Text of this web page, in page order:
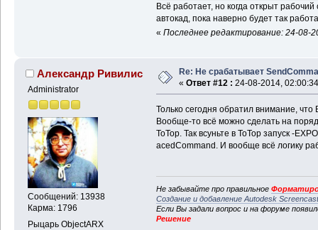
Всё работает, но когда открыт
автокад, пока наверно будет так
« Последнее редактирование: 24-08-
Александр Ривилис
Administrator
Сообщений: 13938
Карма: 1796
Рыцарь ObjectARX
Re: Не срабатывает
« Ответ #12 : 24-08-2014,
Только сегодня обратил внимание,
Вообще-то всё можно сделать на
ToTop. Так всуньте в ToTop запуск -
acedCommand. И вообще всё логику
Не забывайте про правильное
Создание и добавление Autodesk
Если Вы задали вопрос и на форуме
Решение